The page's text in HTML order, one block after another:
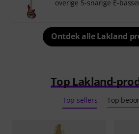
overige 5-snarige E-
Ontdek alle Lakland
Top Lakland-
Top-sellers Top